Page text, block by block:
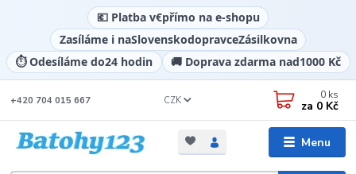
💶 Platba v€přímo na e-shopu
Zasíláme i naSlovenskodopravceZásilkovna
⏱️ Odesíláme do24 hodin 🚚 Doprava zdarma nad1000 Kč
Menu
CZK
+420 704 015 667 0 ks
za 0 Kč